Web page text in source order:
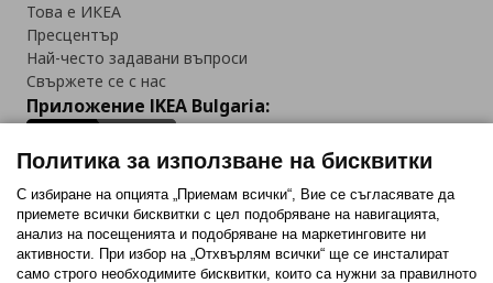
Това е ИКЕА
Пресцентър
Най-често задавани въпроси
Свържете се с нас
Приложение IKEA Bulgaria:
Последвайте ни:
FacebookTwitterYoutubePinterestInstagram
Политика за използване на бисквитки
С избиране на опцията „Приемам всички“, Вие се съгласявате да
приемете всички бисквитки с цел подобряване на навигацията,
анализ на посещенията и подобряване на маркетинговите ни
активности. При избор на „Отхвърлям всички“ ще се инсталират
само строго необходимитe бисквитки, които са нужни за правилното